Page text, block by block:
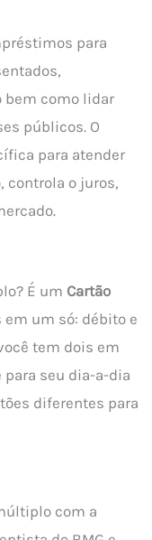
para
bem como lidar
públicos. O
para atender
controla o juros,
É um Cartão
um só: débito e
tem dois em
seu dia-a-dia
diferentes para
com a